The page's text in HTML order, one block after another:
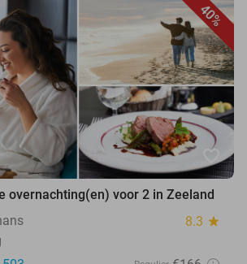
40%
favorite_border
overnachting(en) voor 2 in Zeeland
8.3 star